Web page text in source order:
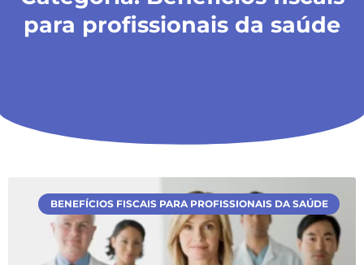
para profissionais da saúde
BENEFÍCIOS FISCAIS PARA PROFISSIONAIS DA SAÚDE